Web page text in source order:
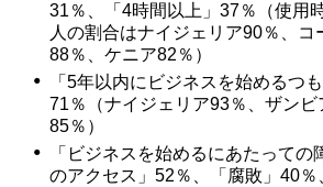
31％、「4時間以上」37％（使用
人の割合はナイジェリア90％、コ
88％、ケニア82％）
「5年以内にビジネスを始めるつ
71％（ナイジェリア93％、ザンビ
85％）
「ビジネスを始めるにあたっての
のアクセス」52％、「腐敗」40％